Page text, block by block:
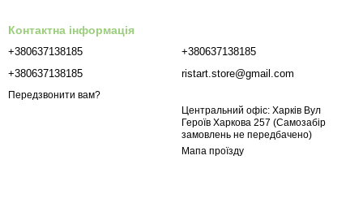
Контактна інформація
+380637138185
+380637138185
Передзвонити вам?
+380637138185
ristart.store@gmail.com
Центральний офіс: Харків Вул
Героїв Харкова 257 (Самозабір
замовлень не передбачено)
Мапа проїзду